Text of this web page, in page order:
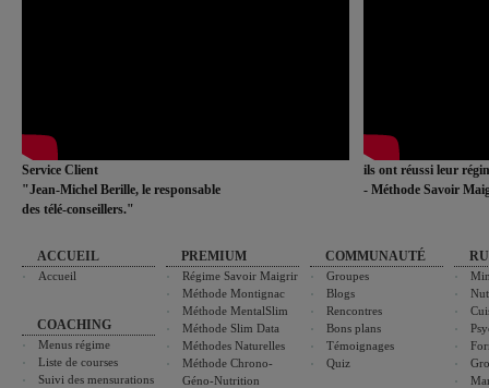
Service Client
"Jean-Michel Berille, le responsable
des télé-conseillers."
ils ont réussi leur
- Méthode Savoir
ACCUEIL
Accueil
COACHING
Menus régime
Liste de courses
Suivi des mensurations
PREMIUM
Régime Savoir Maigrir
Méthode Montignac
Méthode MentalSlim
Méthode Slim Data
Méthodes Naturelles
Méthode Chrono-
Géno-Nutrition
COMMUNAUTÉ
Groupes
Blogs
Rencontres
Bons plans
Témoignages
Quiz